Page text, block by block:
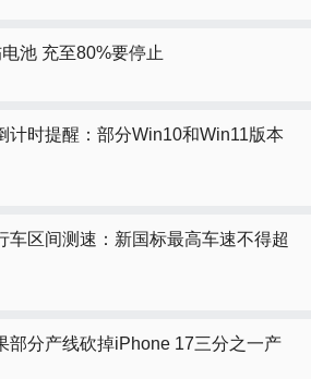
池 充至80%要停止
计时提醒：部分Win10和Win11版本
车区间测速：新国标最高车速不得超
部分产线砍掉iPhone 17三分之一产